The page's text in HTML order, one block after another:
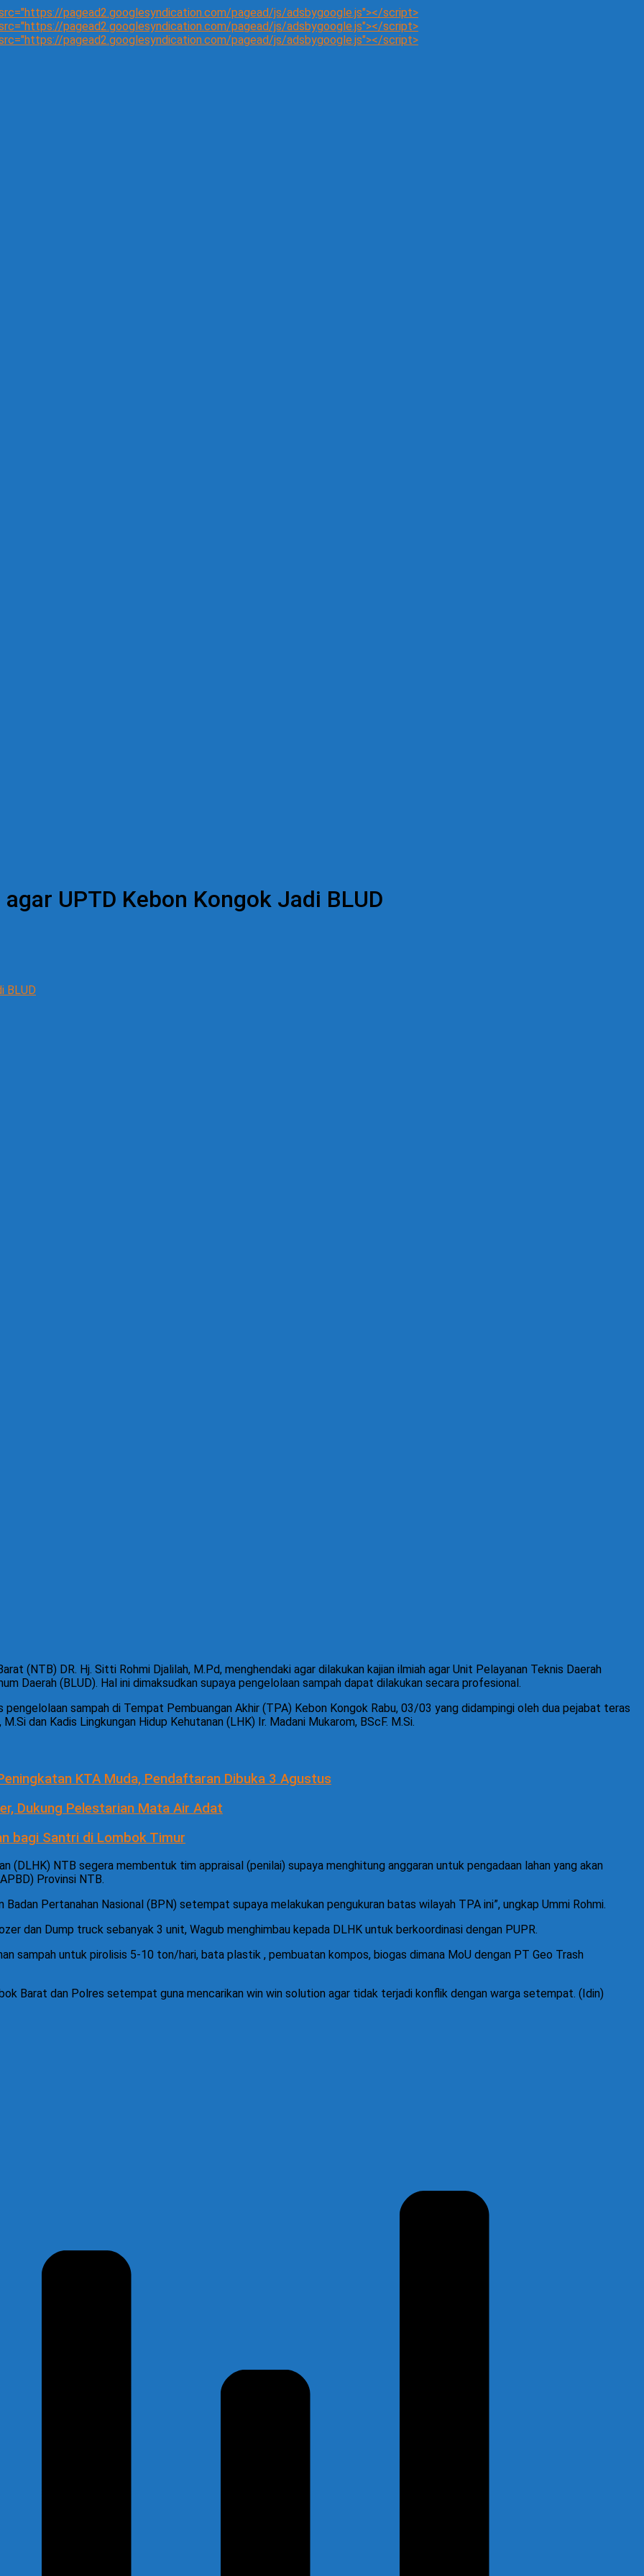
UPTD Kebon Kongok Jadi BLUD
(NTB) DR. Hj. Sitti Rohmi Djalilah, M.Pd, menghendaki agar dilakukan kajian ilmiah agar Unit Pelayanan Teknis Daerah
Daerah (BLUD). Hal ini dimaksudkan supaya pengelolaan sampah dapat dilakukan secara profesional.
sampah di Tempat Pembuangan Akhir (TPA) Kebon Kongok Rabu, 03/03 yang didampingi oleh dua pejabat teras
dan Kadis Lingkungan Hidup Kehutanan (LHK) Ir. Madani Mukarom, BScF. M.Si.
KTA Muda, Pendaftaran Dibuka 3 Agustus
Dukung Pelestarian Mata Air Adat
bagi Santri di Lombok Timur
(DLHK) NTB segera membentuk tim appraisal (penilai) supaya menghitung anggaran untuk pengadaan lahan yang akan
Provinsi NTB.
Pertanahan Nasional (BPN) setempat supaya melakukan pengukuran batas wilayah TPA ini”, ungkap Ummi Rohmi.
dan Dump truck sebanyak 3 unit, Wagub menghimbau kepada DLHK untuk berkoordinasi dengan PUPR.
sampah untuk pirolisis 5-10 ton/hari, bata plastik , pembuatan kompos, biogas dimana MoU dengan PT Geo Trash
Barat dan Polres setempat guna mencarikan win win solution agar tidak terjadi konflik dengan warga setempat. (Idin)